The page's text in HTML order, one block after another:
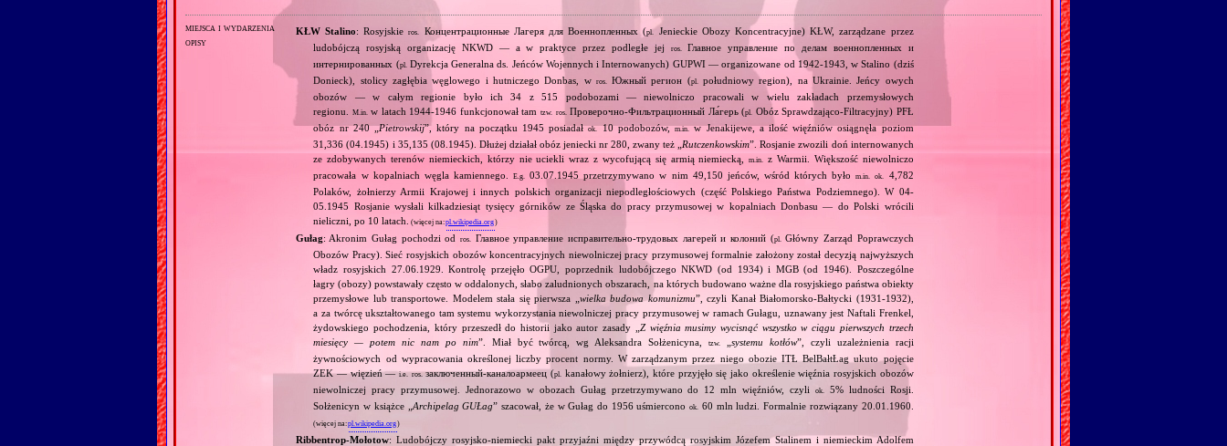
miejsca i wydarzenia
opisy
KŁW Stalino: Rosyjskieros. Концентрационные Лагеря для Военнопленных (pl.Jenieckie Obozy Koncentracyjne) KŁW, zarządzane przez
ludobójczą rosyjską organizację NKWD — a w praktyce przez podległe jej
ros.
Главное управление по делам военнопленных и
интернированных (pl. Dyrekcja Generalna ds. Jeńców Wojennych i Internowanych) GUPWI — organizowane od 1942‐1943, w Stalino (dziś
Donieck), stolicy zagłębia węglowego i hutniczego Donbas, w ros. Южный регион (pl. południowy region), na Ukrainie. Jeńcy owych
obozów — w całym regionie było ich 34 z 515 podobozami — niewolniczo pracowali w wielu zakładach przemysłowych
regionu.
M.in. w latach 1944‐1946 funkcjonował tam tzw. ros. Проверочно‐Фильтрационный Ла́герь (pl. Obóz Sprawdzająco‐Filtracyjny) PFŁ
obóz nr 240 „Pietrowskij”, który na początku 1945 posiadałok.10 podobozów,m.in.w Jenakijewe, a ilość więźniów osiągnęła poziom
31,336 (04.1945) i 35,135 (08.1945). Dłużej działał obóz jeniecki nr 280, zwany też „ Rutczenkowskim”. Rosjanie zwozili doń internowanych
ze zdobywanych terenów niemieckich, którzy nie uciekli wraz z wycofującą się armią niemiecką,m.in. z Warmii. Większość niewolniczo
pracowała w kopalniach węgla kamiennego.E.g. 03.07.1945 przetrzymywano w nim 49,150 jeńców, wśród których byłom.in. ok.
4,782
Polaków, żołnierzy Armii Krajowej i innych polskich organizacji niepodległościowych (część Polskiego Państwa Podziemnego). W 04‐
05.1945 Rosjanie wysłali kilkadziesiąt tysięcy górników ze Śląska do pracy przymusowej w kopalniach Donbasu — do Polski wrócili
nieliczni, po 10 latach.
(więcej na:pl.wikipedia.org)
Gułag: Akronim Gułag pochodzi od ros. Главное управление исправительно‐трудовых лагерей и колоний (pl. Główny Zarząd Poprawczych
Obozów Pracy). Sieć rosyjskich obozów koncentracyjnych niewolniczej pracy przymusowej formalnie założony został decyzją najwyższych
władz rosyjskich 27.06.1929. Kontrolę przejęło OGPU, poprzednik ludobójczego NKWD (od 1934) i MGB (od 1946). Poszczególne
łagry (obozy) powstawały często w oddalonych, słabo zaludnionych obszarach, na których budowano ważne dla rosyjskiego państwa obiekty
przemysłowe lub transportowe. Modelem stała się pierwsza „ wielka budowa komunizmu”, czyli Kanał Białomorsko‐Bałtycki (1931‐1932),
a za twórcę ukształtowanego tam systemu wykorzystania niewolniczej pracy przymusowej w ramach Gułagu, uznawany jest Naftali Frenkel,
żydowskiego pochodzenia, który przeszedł do historii jako autor zasady „ Z więźnia musimy wycisnąć wszystko w ciągu pierwszych trzech
miesięcy — potem nic nam po nim”. Miał być twórcą, wg Aleksandra Sołżenicyna,tzw. „systemu kotłów”, czyli uzależnienia racji
żywnościowych od wypracowania określonej liczby procent normy. W zarządzanym przez niego obozie ITŁ BelBałtŁag ukuto pojęcie
ZEK — więzień —i.e. ros.заключенный‐каналоармеец (pl. kanałowy żołnierz), które przyjęło się jako określenie więźnia rosyjskich obozów
niewolniczej pracy przymusowej. Jednorazowo w obozach Gułag przetrzymywano do 12 mln więźniów, czyli
ok.
5% ludności Rosji.
Sołżenicyn w książce „ Archipelag GUŁag” szacował, że w Gułag do 1956 uśmierconook. 60 mln ludzi. Formalnie rozwiązany 20.01.1960.
(więcej na:pl.wikipedia.org)
Ribbentrop‐Mołotow: Ludobójczy rosyjsko‐niemiecki pakt przyjaźni między przywódcą rosyjskim Józefem Stalinem i niemieckim Adolfem